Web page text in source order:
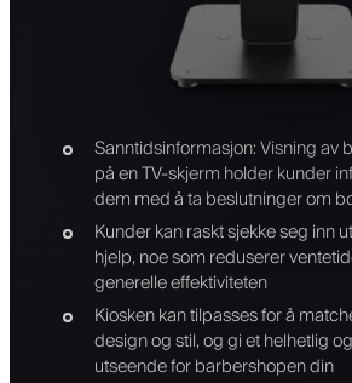
Sanntidsinformasjon: Visning av
på en TV-skjerm holder kunder
dem med å ta beslutninger om
Kunder kan raskt sjekke seg inn
hjelp, noe som reduserer
generelle effektiviteten
Kiosken kan tilpasses for å
design og stil, og gi et helhetlig
utseende for barbershopen din